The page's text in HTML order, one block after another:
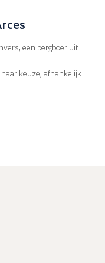
een bergboer uit
keuze, afhankelijk